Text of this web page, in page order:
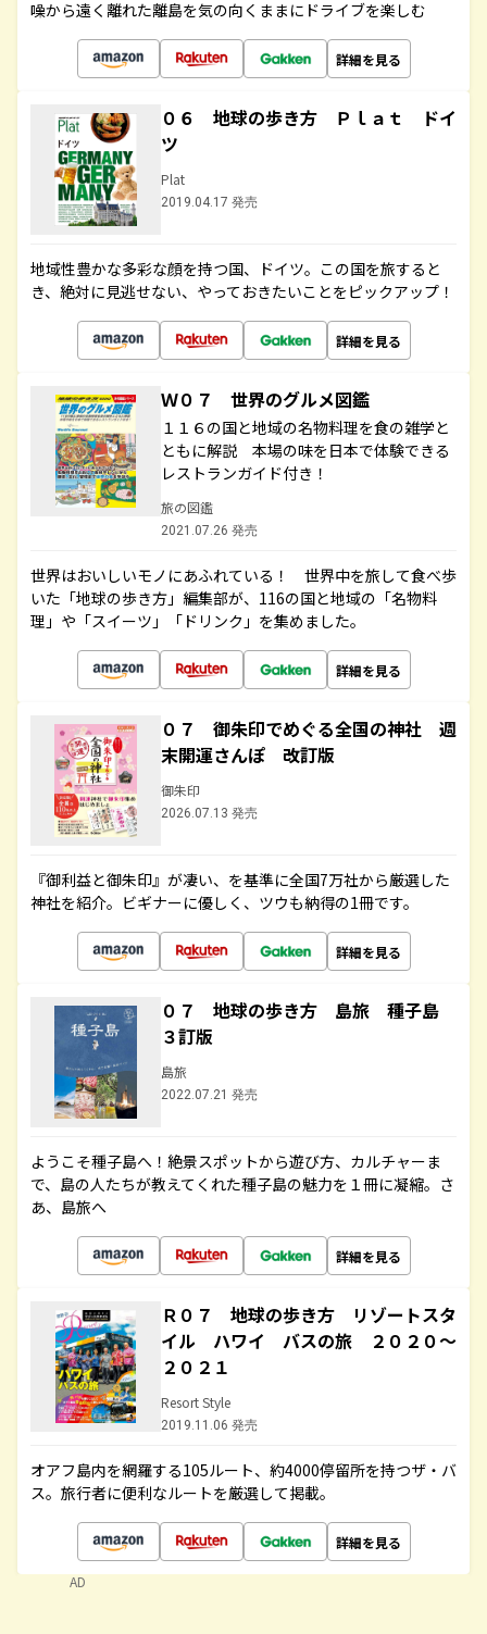
噪から遠く離れた離島を気の向くままにドライブを楽しむ
詳細を見る
０６ 地球の歩き方 Ｐｌａｔ ドイ
ツ
Plat
2019.04.17 発売
地域性豊かな多彩な顔を持つ国、ドイツ。この国を旅すると
き、絶対に見逃せない、やっておきたいことをピックアップ！
詳細を見る
Ｗ０７ 世界のグルメ図鑑
１１６の国と地域の名物料理を食の雑学と
ともに解説 本場の味を日本で体験できる
レストランガイド付き！
旅の図鑑
2021.07.26 発売
世界はおいしいモノにあふれている！ 世界中を旅して食べ歩
いた「地球の歩き方」編集部が、116の国と地域の「名物料
理」や「スイーツ」「ドリンク」を集めました。
詳細を見る
０７ 御朱印でめぐる全国の神社 週
末開運さんぽ 改訂版
御朱印
2026.07.13 発売
『御利益と御朱印』が凄い、を基準に全国7万社から厳選した
神社を紹介。ビギナーに優しく、ツウも納得の1冊です。
詳細を見る
０７ 地球の歩き方 島旅 種子島
３訂版
島旅
2022.07.21 発売
ようこそ種子島へ！絶景スポットから遊び方、カルチャーま
で、島の人たちが教えてくれた種子島の魅力を１冊に凝縮。さ
あ、島旅へ
詳細を見る
Ｒ０７ 地球の歩き方 リゾートスタ
イル ハワイ バスの旅 ２０２０～
２０２１
Resort Style
2019.11.06 発売
オアフ島内を網羅する105ルート、約4000停留所を持つザ・バ
ス。旅行者に便利なルートを厳選して掲載。
詳細を見る
AD